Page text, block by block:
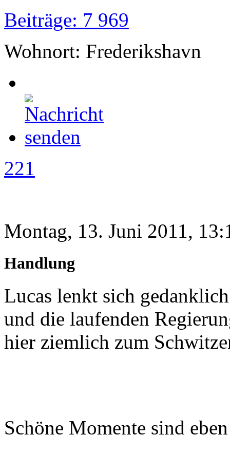
Beiträge: 7 969
Wohnort: Frederikshavn
221
Montag, 13. Juni 2011,
Handlung
Lucas lenkt sich
und die laufenden
hier ziemlich zum
Schöne Momente sind